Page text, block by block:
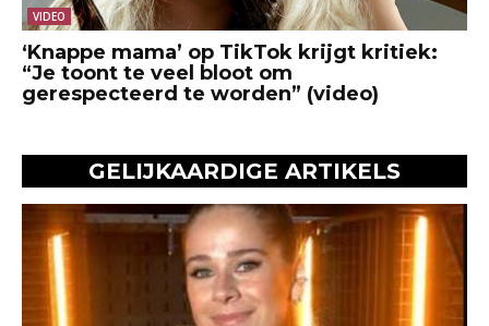
VIDEO
‘Knappe mama’ op TikTok krijgt kritiek:
“Je toont te veel bloot om
gerespecteerd te worden” (video)
GELIJKAARDIGE ARTIKELS